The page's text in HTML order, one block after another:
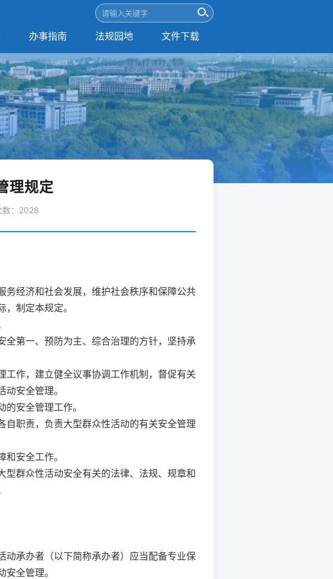
办事指南 法规园地 文件下载
理规定
： 2028
经济和社会发展，维护社会秩序和保障公共
制定本规定。
第一、预防为主、综合治理的方针，坚持承
作，建立健全议事协调工作机制，督促有关
安全管理。
安全管理工作。
职责，负责大型群众性活动的有关安全管理
安全工作。
群众性活动安全有关的法律、法规、规章和
承办者（以下简称承办者）应当配备专业保
全管理。